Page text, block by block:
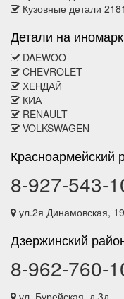
Кузовные детали 2181
Детали на
DAEWOO
CHEVROLET
ХЕНДАЙ
КИА
RENAULT
VOLKSWAGEN
Красноармейский
8-927-543-
ул.2я Динамовская, 19
Дзержинский
8-962-760-
ул. Бурейская, д.3д